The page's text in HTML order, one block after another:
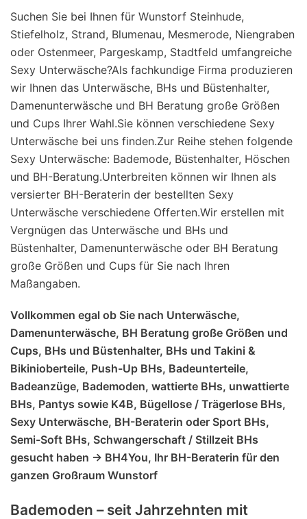
Suchen Sie bei Ihnen für Wunstorf Steinhude,
Stiefelholz, Strand, Blumenau, Mesmerode, Niengraben
oder Ostenmeer, Pargeskamp, Stadtfeld umfangreiche
Sexy Unterwäsche?Als fachkundige Firma produzieren
wir Ihnen das Unterwäsche, BHs und Büstenhalter,
Damenunterwäsche und BH Beratung große Größen
und Cups Ihrer Wahl.Sie können verschiedene Sexy
Unterwäsche bei uns finden.Zur Reihe stehen folgende
Sexy Unterwäsche: Bademode, Büstenhalter, Höschen
und BH-Beratung.Unterbreiten können wir Ihnen als
versierter BH-Beraterin der bestellten Sexy
Unterwäsche verschiedene Offerten.Wir erstellen mit
Vergnügen das Unterwäsche und BHs und
Büstenhalter, Damenunterwäsche oder BH Beratung
große Größen und Cups für Sie nach Ihren
Maßangaben.
Vollkommen egal ob Sie nach Unterwäsche,
Damenunterwäsche, BH Beratung große Größen und
Cups, BHs und Büstenhalter, BHs und Takini &
Bikinioberteile, Push-Up BHs, Badeunterteile,
Badeanzüge, Bademoden, wattierte BHs, unwattierte
BHs, Pantys sowie K4B, Bügellose / Trägerlose BHs,
Sexy Unterwäsche, BH-Beraterin oder Sport BHs,
Semi-Soft BHs, Schwangerschaft / Stillzeit BHs
gesucht haben -> BH4You, Ihr BH-Beraterin für den
ganzen Großraum Wunstorf
Bademoden – seit Jahrzehnten mit